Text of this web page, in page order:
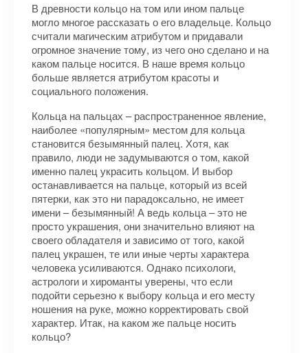
В древности кольцо на том или ином пальце
могло многое рассказать о его владельце. Кольцо
считали магическим атрибутом и придавали
огромное значение тому, из чего оно сделано и на
каком пальце носится. В наше время кольцо
больше является атрибутом красоты и
социального положения.
Кольца на пальцах – распространенное явление,
наиболее «популярным» местом для кольца
становится безымянный палец. Хотя, как
правило, люди не задумываются о том, какой
именно палец украсить кольцом. И выбор
останавливается на пальце, который из всей
пятерки, как это ни парадоксально, не имеет
имени – безымянный! А ведь кольца – это не
просто украшения, они значительно влияют на
своего обладателя и зависимо от того, какой
палец украшен, те или иные черты характера
человека усиливаются. Однако психологи,
астрологи и хироманты уверены, что если
подойти серьезно к выбору кольца и его месту
ношения на руке, можно корректировать свой
характер. Итак, на каком же пальце носить
кольцо?